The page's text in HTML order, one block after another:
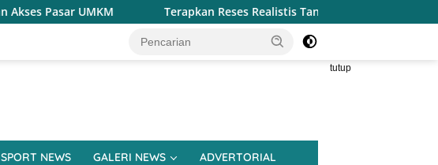
Terapkan Reses Realistis Tanpa Obral Janji, Henry Walukow Jemput Langsung
tutup
SPORT NEWS GALERI NEWS ADVERTORIAL